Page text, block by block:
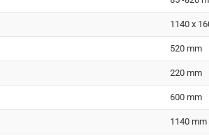
1140 x
520 mm
220 mm
600 mm
1140 mm